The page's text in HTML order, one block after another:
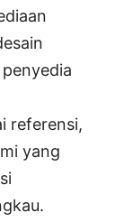
referensi,
yang